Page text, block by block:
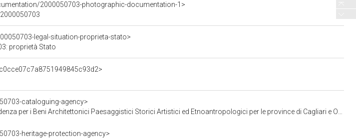
2000050703-photographic-documentation-1>
legal-situation-proprieta-stato>
proprietà Stato
cataloguing-agency>
per i Beni Architettonici Paesaggistici Storici Artistici ed Etnoantropologici per le province di Cagliari e Oristano
heritage-protection-agency>